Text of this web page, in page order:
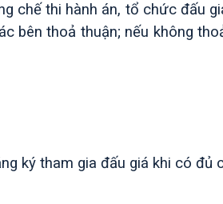
chế thi hành án, tổ chức đấu
bên thoả thuận; nếu không
ký tham gia đấu giá khi có đủ